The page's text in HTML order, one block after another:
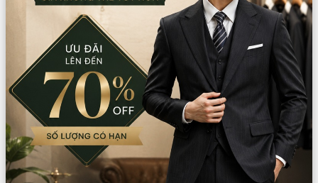
Việt Nam
Hướng dẫn sử dụng:
Giặt tay/giặt máy
Lưu ý:
Không dùng thuốc tẩy Không giặt bằng nước sôi
Mô tả sản phẩm